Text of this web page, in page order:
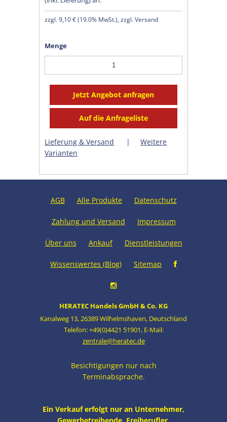
zzgl.9,10 € (19.0% MwSt.), zzgl. Versand
Menge
Lieferung & Versand |
Weitere
Varianten
AGB Alle Produkte Datenschutz
Zahlung und Versand Impressum
Über uns Ankauf Dienstleistungen
Wissenswertes (Blog) Sitemap
HERATEC Handels GmbH & Co. KG
Kanalweg 13, 26389 Wilhelmshaven, Deutschland
Telefon: +49(0)4421 51901, E-Mail:
zentrale@heratec.de
Besichtigungen nur nach
Terminabsprache.
Ein Verkauf erfolgt nur an Unternehmer,
Gewerbetreibende, Freiberufler,